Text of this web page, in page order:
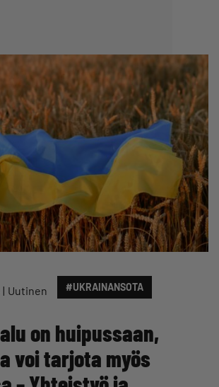
Uutinen #UKRAINANSOTA
on huipussaan,
voi tarjota myös
näytä kaikki sisältö